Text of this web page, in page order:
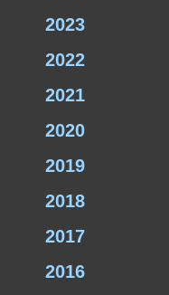
2023
2022
2021
2020
2019
2018
2017
2016